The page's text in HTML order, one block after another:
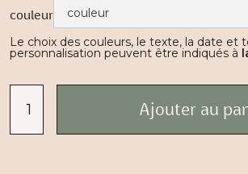
couleur
Le choix des couleurs, le texte, la date et
personnalisation peuvent être indiqués à